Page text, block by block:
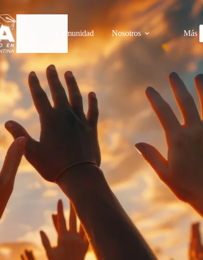
Comunidad Nosotros Más